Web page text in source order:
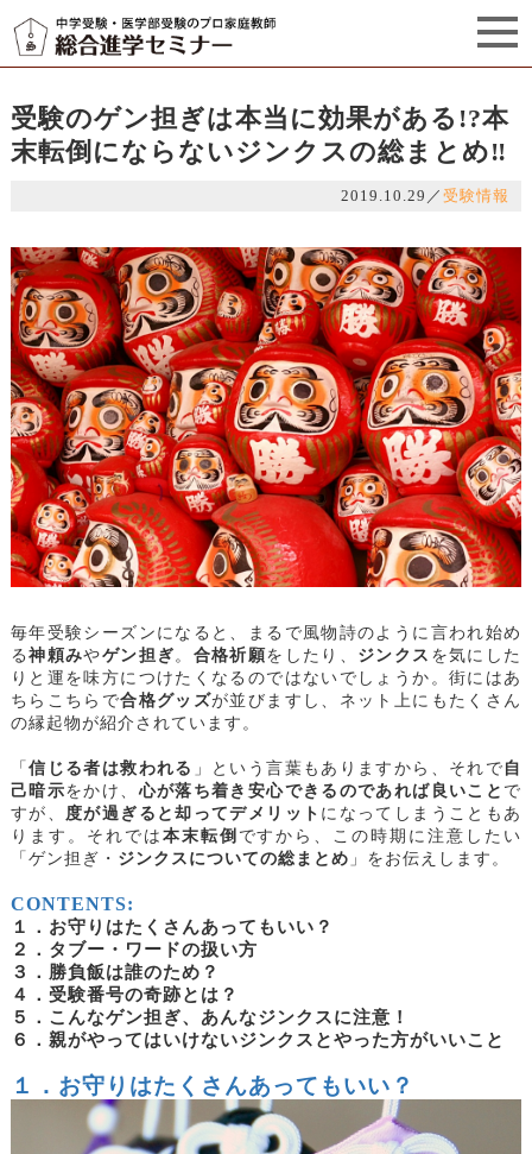
セミナーからのお知らせ（5）
受験のゲン担ぎは本当に効果がある!?本
末転倒にならないジンクスの総まとめ‼
2019.10.29 ／受験情報
毎年受験シーズンになると、まるで風物詩のように言われ始め
る神頼みやゲン担ぎ。 合格祈願をしたり、 ジンクス を気にした
りと運を味方につけたくなるのではないでしょうか。街にはあ
ちらこちらで合格グッズが並びますし、ネット上にもたくさん
の縁起物が紹介されています。
「信じる者は救われる 」という言葉もありますから、それで 自
己暗示をかけ、 心が落ち着き安心できるのであれば良いこと で
すが、 度が過ぎると却ってデメリット になってしまうこともあ
ります。それでは 本末転倒 ですから、この時期に注意したい
「ゲン担ぎ・ ジンクスについての総まとめ 」をお伝えします。
CONTENTS:
１．お守りはたくさんあってもいい？
２．タブー・ワードの扱い方
３．勝負飯は誰のため？
４．受験番号の奇跡とは？
５．こんなゲン担ぎ、あんなジンクスに注意！
６．親がやってはいけないジンクスとやった方がいいこと
１．お守りはたくさんあってもいい？